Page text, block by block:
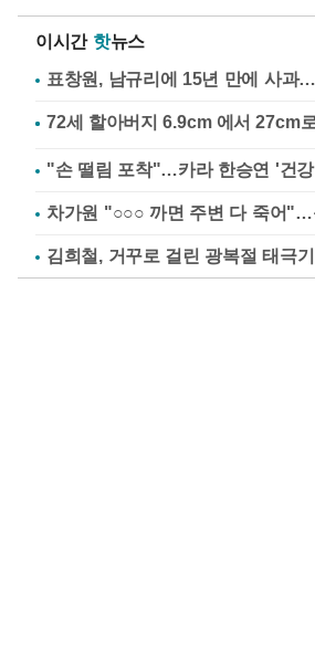
이시간 핫뉴스
표창원, 남규리에 15년 만에 사과
"손 떨림 포착"…카라 한승연 '건
차가원 "○○○ 까면 주변 다 죽어"…